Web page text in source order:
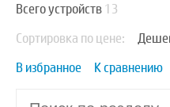
Всего устройств13
Сортировка по цене:
В избранное
К сравнению